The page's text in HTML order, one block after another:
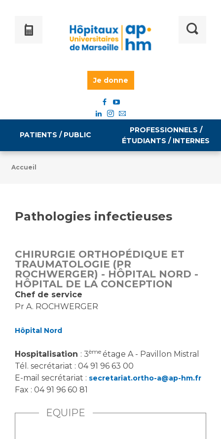
Je donne
PATIENTS / PUBLIC
Tarifs
Vous allez être hospitalisé(e)
Vous avez un examen d'imagerie ou de radiologie
à réaliser
Vous avez une analyse à réaliser
Vous venez en consultation
Infos COVID-19
Vivre ensemble à l'hôpital
Culture à l'hôpital
Laïcité et cultes
Les associations
PROFESSIONNELS /
ÉTUDIANTS / INTERNES
Emploi / formation
Emplois administratifs
Emplois médicaux
Espace Formation
Étudiants hospitaliers
Emplois divers
Statuts
Stages paramédicaux
Chercheurs
Accueil
Pathologies infectieuses
CHIRURGIE ORTHOPÉDIQUE ET
TRAUMATOLOGIE (PR
ROCHWERGER) - HÔPITAL NORD -
HÔPITAL DE LA CONCEPTION
Chef de service
Pr A. ROCHWERGER
Hôpital Nord
Hospitalisation : 3ème étage A - Pavillon Mistral
Tél. secrétariat : 04 91 96 63 00
E-mail secrétariat : secretariat.ortho-a@ap-hm.fr
Fax : 04 91 96 60 81
EQUIPE